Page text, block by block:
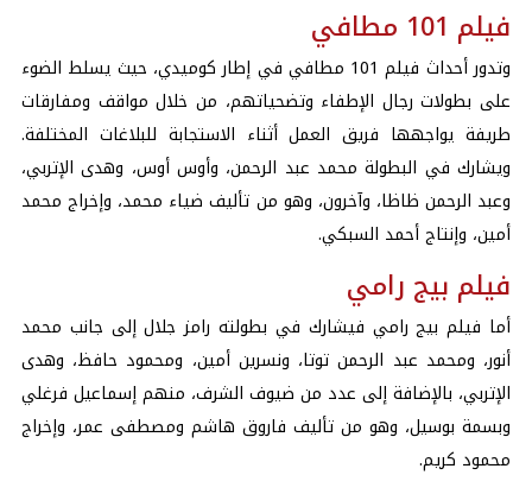
فيلم 101 مطافي
وتدور أحداث فيلم 101 مطافي في إطار كوميدي، حيث يسلط الضوء
على بطولات رجال الإطفاء وتضحياتهم، من خلال مواقف ومفارقات
طريفة يواجهها فريق العمل أثناء الاستجابة للبلاغات المختلفة.
ويشارك في البطولة محمد عبد الرحمن، وأوس أوس، وهدى الإتربي،
وعبد الرحمن ظاظا، وآخرون، وهو من تأليف ضياء محمد، وإخراج محمد
أمين، وإنتاج أحمد السبكي.
فيلم بيج رامي
أما فيلم بيج رامي فيشارك في بطولته رامز جلال إلى جانب محمد
أنور، ومحمد عبد الرحمن توتا، ونسرين أمين، ومحمود حافظ، وهدى
الإتربي، بالإضافة إلى عدد من ضيوف الشرف، منهم إسماعيل فرغلي
وبسمة بوسيل، وهو من تأليف فاروق هاشم ومصطفى عمر، وإخراج
محمود كريم.